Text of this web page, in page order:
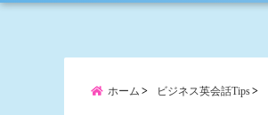
ホーム ビジネス英会話Tips